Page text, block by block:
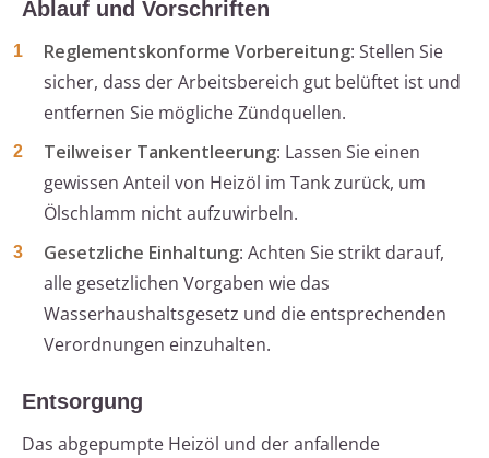
Ablauf und Vorschriften
Reglementskonforme Vorbereitung: Stellen Sie
sicher, dass der Arbeitsbereich gut belüftet ist und
entfernen Sie mögliche Zündquellen.
Teilweiser Tankentleerung: Lassen Sie einen
gewissen Anteil von Heizöl im Tank zurück, um
Ölschlamm nicht aufzuwirbeln.
Gesetzliche Einhaltung: Achten Sie strikt darauf,
alle gesetzlichen Vorgaben wie das
Wasserhaushaltsgesetz und die entsprechenden
Verordnungen einzuhalten.
Entsorgung
Das abgepumpte Heizöl und der anfallende